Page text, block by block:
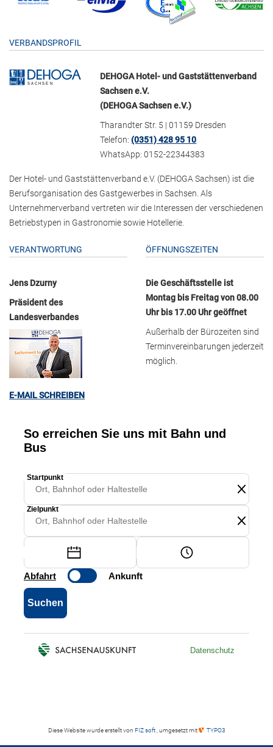
VERBANDSPROFIL
DEHOGA Hotel- und Gaststättenverband
Sachsen e.V.
(DEHOGA Sachsen e.V.)
Tharandter Str. 5 | 01159 Dresden
Telefon:(0351) 428 95 10
WhatsApp: 0152-22344383
Der Hotel- und Gaststättenverband e.V. (DEHOGA Sachsen) ist die
Berufsorganisation des Gastgewerbes in Sachsen. Als
Unternehmerverband vertreten wir die Interessen der verschiedenen
Betriebstypen in Gastronomie sowie Hotellerie.
VERANTWORTUNG
Jens Dzurny
Präsident des
Landesverbandes
E-MAIL SCHREIBEN
ÖFFNUNGSZEITEN
Die Geschäftsstelle ist
Montag bis Freitag von 08.00
Uhr bis 17.00 Uhr geöffnet
Außerhalb der Bürozeiten sind
Terminvereinbarungen jederzeit
möglich.
Diese Website wurde erstellt von FIZ soft , umgesetzt mit TYPO3